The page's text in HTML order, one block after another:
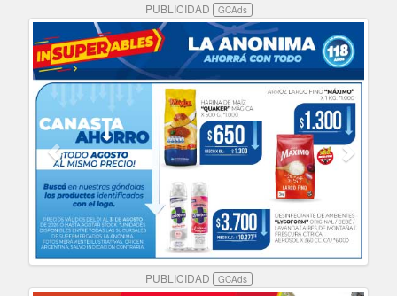
PUBLICIDAD GCAds
PUBLICIDAD GCAds